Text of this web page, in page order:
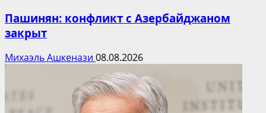
Пашинян: конфликт с Азербайджаном
закрыт
Михаэль Ашкенази 08.08.2026